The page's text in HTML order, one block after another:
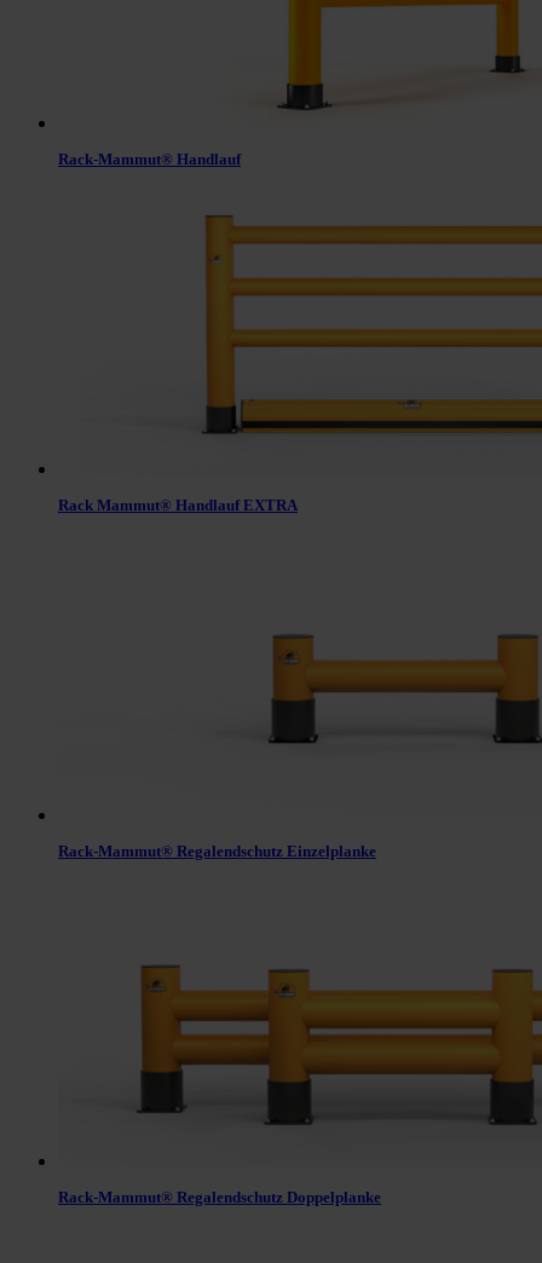
Rack-Mammut® Handlauf
Rack Mammut® Handlauf EXTRA
Rack-Mammut® Regalendschutz Einzelplanke
Rack-Mammut® Regalendschutz Doppelplanke